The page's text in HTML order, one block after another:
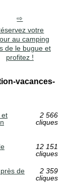
votre
au camping
de le bugue et
profitez !
vacances-
et
2 566
cliques
12 151
cliques
de
2 359
cliques